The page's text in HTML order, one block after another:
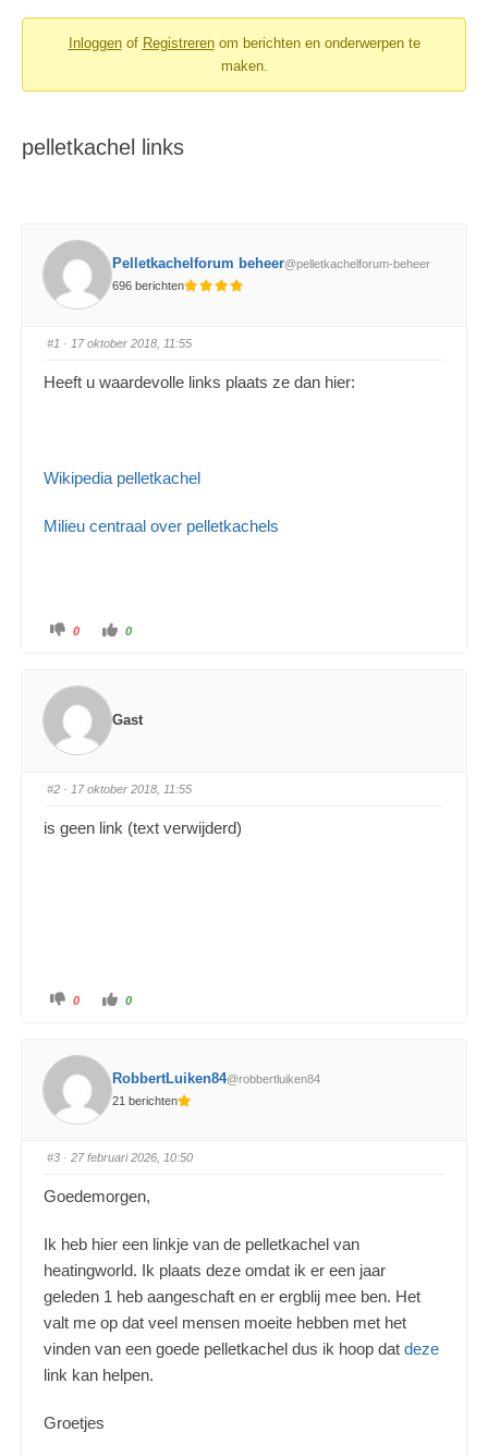
Inloggenof Registrerenom berichten en onderwerpen te
maken.
pelletkachel links
Pelletkachelforum beheer@pelletkachelforum-beheer
696 berichten
#1 · 17 oktober 2018, 11:55
Heeft u waardevolle links plaats ze dan hier:
Wikipedia pelletkachel
Milieu centraal over pelletkachels
0 0
Gast
#2 · 17 oktober 2018, 11:55
is geen link (text verwijderd)
0 0
RobbertLuiken84@robbertluiken84
21 berichten
#3 · 27 februari 2026, 10:50
Goedemorgen,
Ik heb hier een linkje van de pelletkachel van
heatingworld. Ik plaats deze omdat ik er een jaar
geleden 1 heb aangeschaft en er ergblij mee ben. Het
valt me op dat veel mensen moeite hebben met het
vinden van een goede pelletkachel dus ik hoop dat deze
link kan helpen.
Groetjes